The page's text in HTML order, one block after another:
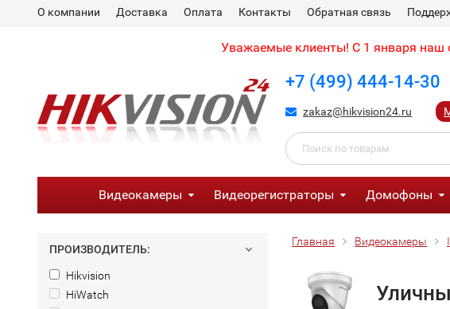
О компании Доставка Оплата Контакты Обратная связь
Уважаемые клиенты! С 1 января наш
+7 (499) 444-14-30
zakaz@hikvision24.ru
Видеокамеры Видеорегистраторы Домофоны
ПРОИЗВОДИТЕЛЬ:
Hikvision
HiWatch
Главная Видеокамеры